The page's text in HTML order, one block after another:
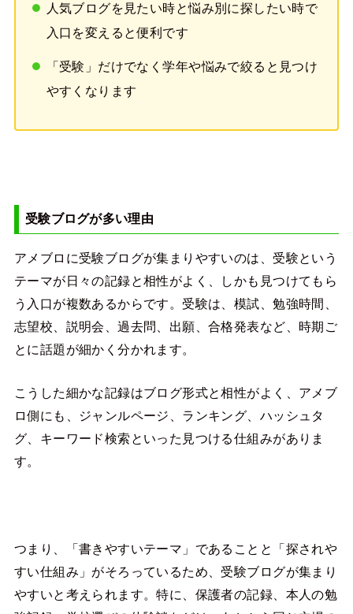
人気ブログを見たい時と悩み別に探したい時で
入口を変えると便利です
「受験」だけでなく学年や悩みで絞ると見つけ
やすくなります
受験ブログが多い理由
アメブロに受験ブログが集まりやすいのは、受験という
テーマが日々の記録と相性がよく、しかも見つけてもら
う入口が複数あるからです。受験は、模試、勉強時間、
志望校、説明会、過去問、出願、合格発表など、時期ご
とに話題が細かく分かれます。
こうした細かな記録はブログ形式と相性がよく、アメブ
ロ側にも、ジャンルページ、ランキング、ハッシュタ
グ、キーワード検索といった見つける仕組みがありま
す。
つまり、「書きやすいテーマ」であることと「探されや
すい仕組み」がそろっているため、受験ブログが集まり
やすいと考えられます。特に、保護者の記録、本人の勉